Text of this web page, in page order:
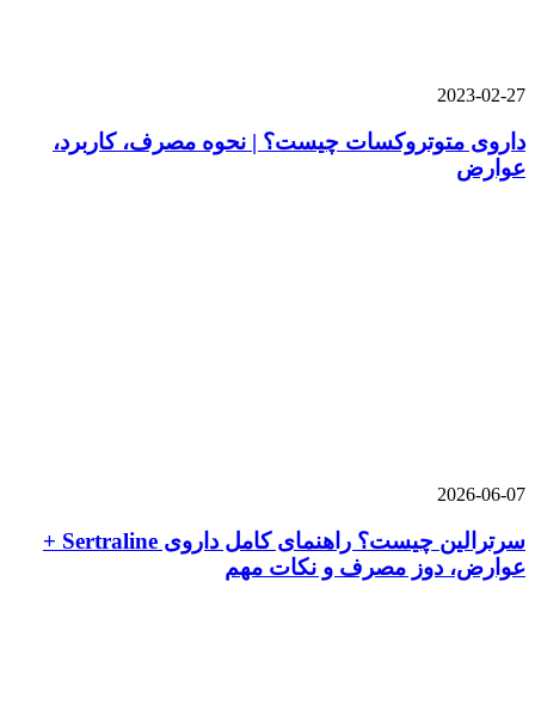
2023-02-27
داروی متوتروکسات چیست؟ | نحوه مصرف، کاربرد،
عوارض
2026-06-07
سرترالین چیست؟ راهنمای کامل داروی Sertraline +
عوارض، دوز مصرف و نکات مهم